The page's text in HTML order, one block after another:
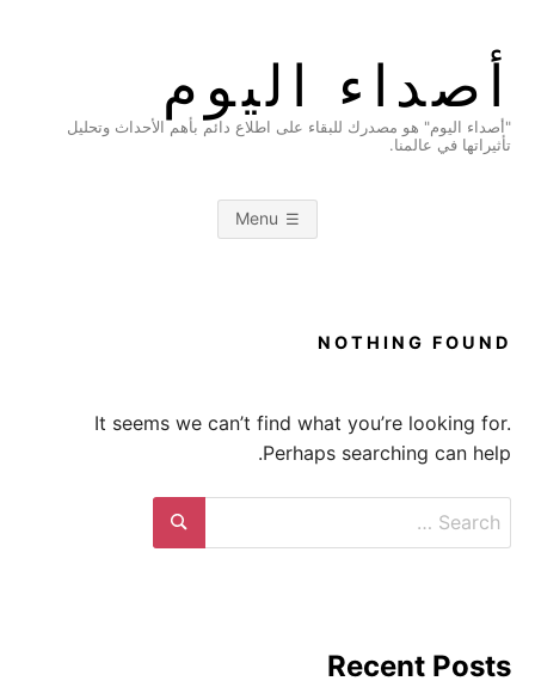
أصداء اليوم
"أصداء اليوم" هو مصدرك للبقاء على اطلاع دائم بأهم الأحداث وتحليل
تأثيراتها في عالمنا.
Menu
NOTHING FOUND
It seems we can’t find what you’re looking for.
Perhaps searching can help.
Search
Search
Recent Posts